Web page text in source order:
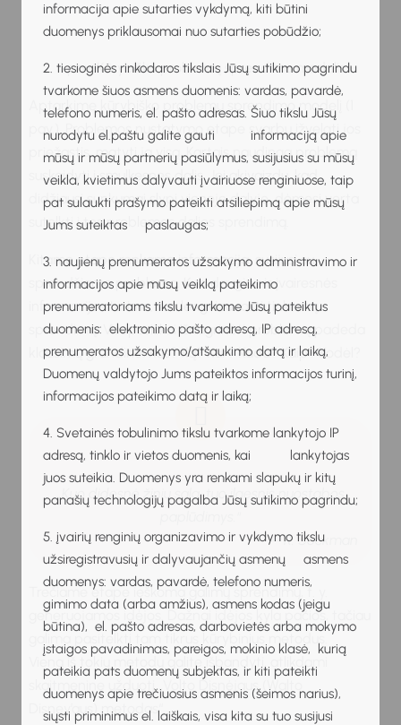
informacija apie sutarties vykdymą, kiti būtini
duomenys priklausomai nuo sutarties pobūdžio;
2. tiesioginės rinkodaros tikslais Jūsų sutikimo pagrindu
tvarkome šiuos asmens duomenis: vardas, pavardė,
telefono numeris, el. pašto adresas. Šiuo tikslu Jūsų
nurodytu el.paštu galite gauti informaciją apie
mūsų ir mūsų partnerių pasiūlymus, susijusius su mūsų
veikla, kvietimus dalyvauti įvairiuose renginiuose, taip
pat sulaukti prašymo pateikti atsiliepimą apie mūsų
Jums suteiktas paslaugas;
3. naujienų prenumeratos užsakymo administravimo ir
informacijos apie mūsų veiklą pateikimo
prenumeratoriams tikslu tvarkome Jūsų pateiktus
duomenis: elektroninio pašto adresą, IP adresą,
prenumeratos užsakymo/atšaukimo datą ir laiką,
Duomenų valdytojo Jums pateiktos informacijos turinį,
informacijos pateikimo datą ir laiką;
4. Svetainės tobulinimo tikslu tvarkome lankytojo IP
adresą, tinklo ir vietos duomenis, kai lankytojas
juos suteikia. Duomenys yra renkami slapukų ir kitų
panašių technologijų pagalba Jūsų sutikimo pagrindu;
5. įvairių renginių organizavimo ir vykdymo tikslu
užsiregistravusių ir dalyvaujančių asmenų asmens
duomenys: vardas, pavardė, telefono numeris,
gimimo data (arba amžius), asmens kodas (jeigu
būtina), el. pašto adresas, darbovietės arba mokymo
įstaigos pavadinimas, pareigos, mokinio klasė, kurią
pateikia pats duomenų subjektas, ir kiti pateikti
duomenys apie trečiuosius asmenis (šeimos narius),
siųsti priminimus el. laiškais, visa kita su tuo susijusi
1 pav. Kūrybiško problemų sprendimo modelis
Aptarkime kūrybiško problemų sprendimo modelį (1
pav.). Problemos nustatymo etape svarbu įžvelgti jos
priežastis, matyti ją visą. Kartais naudinga problemą
suskaidyti į smulkesnes dalis. Jei akivaizdu, kad
didžiausi sunkumai slypi vienoje dalyje, dėmesį verta
sutelkti į tos problemos dalies sprendimą.
Kitame etape renkama informacija, susijusi su
sprendžiama problema. Kuo daugiau ir įvairesnės
informacijos turima, tuo lengviau rasti tinkamą
sprendimą. Visapusiškai išnagrinėti problemą padeda
klausimų grandinė: Kas? Ką? Kur? Kada? Kaip? Kodėl?
„Kuo didesnė žinių sala, tuo ilgesnis nuostabos
– R. Sockman
Trečiame etape ieškoma galimų sprendimų, t. y.
generuojamos idėjos. Dažnai idėjos kyla pačios, tačiau
galima pasitelkti tam tikrus kūrybinius metodus.
Vieną iš tokių metodų galite išbandyti, atlikdami
skaitmeninę užduotį „Volto Disnėjaus (Walto
Disney’aus) metodas“.